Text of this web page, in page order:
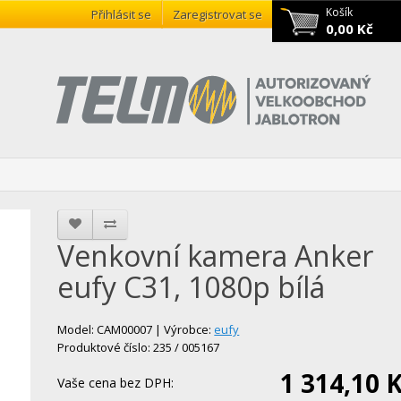
Košík
0,00 Kč
Přihlásit se Zaregistrovat se
Venkovní kamera Anker
eufy C31, 1080p bílá
Model: CAM00007 | Výrobce:eufy
Produktové číslo: 235 / 005167
Vaše cena bez DPH: 1 314,10